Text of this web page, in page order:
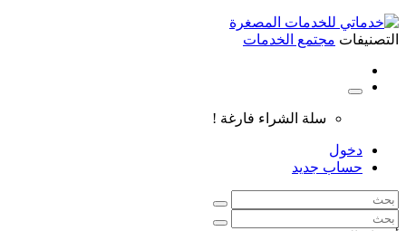
التصنيفات مجتمع الخدمات
سلة الشراء فارغة !
دخول
حساب جديد